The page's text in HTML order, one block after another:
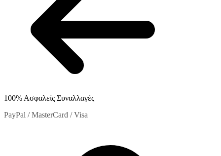
100% Ασφαλείς Συναλλαγές
PayPal / MasterCard / Visa